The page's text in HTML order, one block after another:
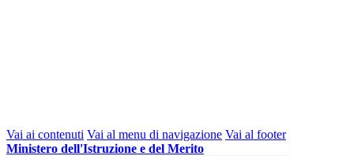
Vai ai contenuti Vai al menu di navigazione Vai al footer
Ministero dell'Istruzione e del Merito